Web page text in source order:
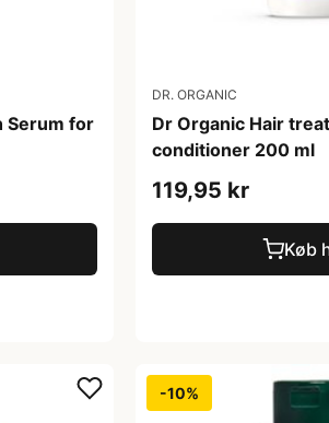
Serum for
DR. ORGANIC
Dr Organic Hair
conditioner 200 ml
119,95 kr
Køb
-10%